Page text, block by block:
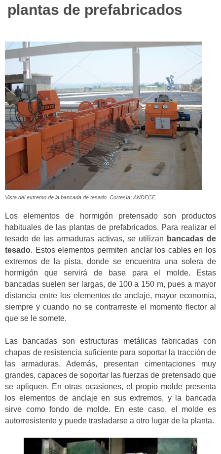
plantas de prefabricados
Vista del extremo de la bancada de tesado. Cortesía: ANDECE.
Los elementos de hormigón pretensado son productos
habituales de las plantas de prefabricados. Para realizar el
tesado de las armaduras activas, se utilizan bancadas de
tesado. Estos elementos permiten anclar los cables en los
extremos de la pista, donde se encuentra una solera de
hormigón que servirá de base para el molde. Estas
bancadas suelen ser largas, de 100 a 150 m, pues a mayor
distancia entre los elementos de anclaje, mayor economía,
siempre y cuando no se contrarreste el momento flector al
que se le somete.
Las bancadas son estructuras metálicas fabricadas con
chapas de resistencia suficiente para soportar la tracción de
las armaduras. Además, presentan cimentaciones muy
grandes, capaces de soportar las fuerzas de pretensado que
se apliquen. En otras ocasiones, el propio molde presenta
los elementos de anclaje en sus extremos, y la bancada
sirve como fondo de molde. En este caso, el molde es
autorresistente y puede trasladarse a otro lugar de la planta.